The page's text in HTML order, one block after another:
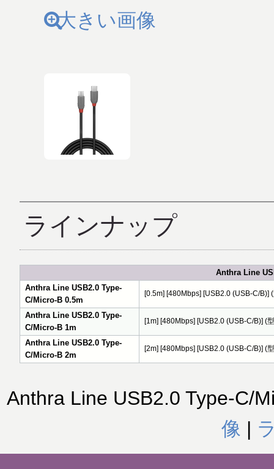
大きい画像
ラインナップ
Anthra Line
Anthra Line USB2.0 Type-
C/Micro-B 0.5m
[0.5m] [480Mbps] [USB2.0 (USB-C/B)]
Anthra Line USB2.0 Type-
C/Micro-B 1m
[1m] [480Mbps] [USB2.0 (USB-C/B)] (
Anthra Line USB2.0 Type-
C/Micro-B 2m
[2m] [480Mbps] [USB2.0 (USB-C/B)] (
Anthra Line USB2.0 Type-C/
像 |